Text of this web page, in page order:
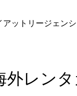
アットリージェン
外レン